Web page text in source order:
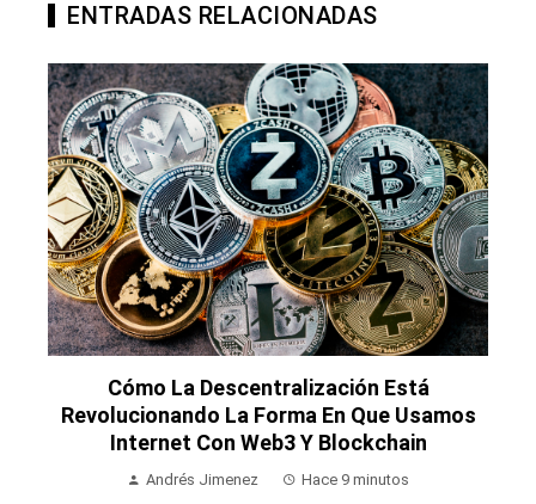
ENTRADAS RELACIONADAS
Cómo La Descentralización Está
Revolucionando La Forma En Que Usamos
Internet Con Web3 Y Blockchain
Andrés Jimenez Hace 9 minutos